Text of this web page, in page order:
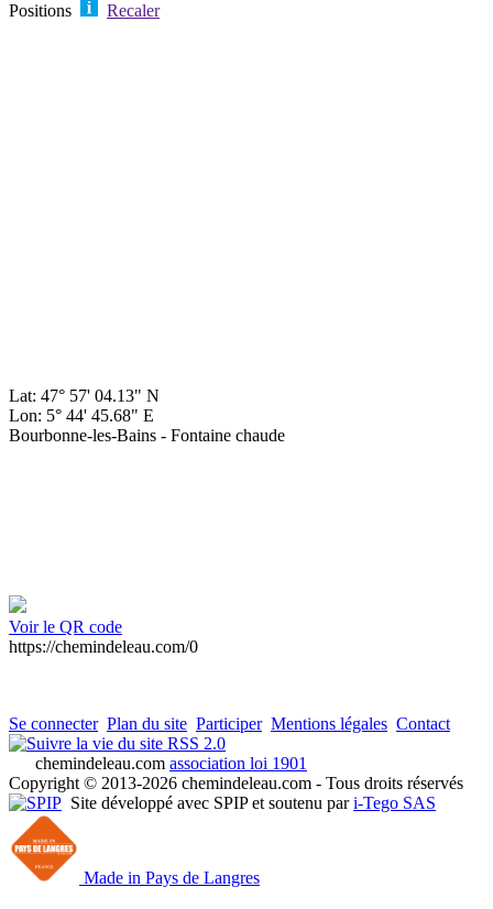
Positions
Recaler
Lat: 47° 57' 04.13" N
Lon: 5° 44' 45.68" E
Bourbonne-les-Bains - Fontaine chaude
Voir le QR code
https://chemindeleau.com/0
Se connecter Plan du site Participer Mentions légales Contact
RSS 2.0
chemindeleau.com association loi 1901
Copyright © 2013-2026 chemindeleau.com - Tous droits réservés
Site développé avec SPIP et soutenu pari-Tego SAS
Made in Pays de Langres